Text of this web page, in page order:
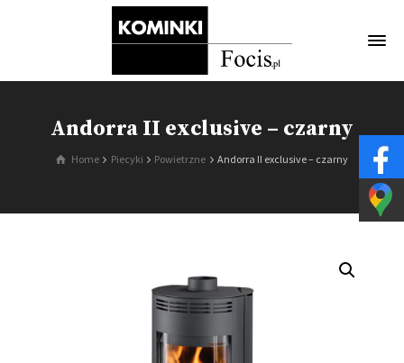
Andorra II exclusive – czarny
Home Piecyki Powietrzne Andorra II exclusive – czarny